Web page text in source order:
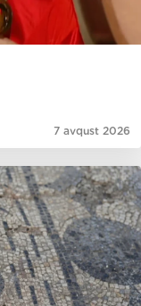
7 avqust 2026